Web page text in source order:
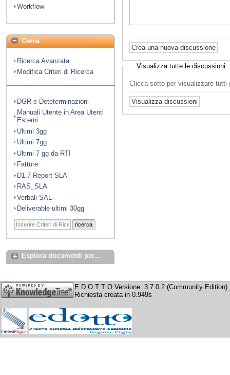
Workflow
Cerca
Ricerca Avanzata
Modifica Criteri di Ricerca
DGR e Deteterminazioni
Manuali Utente in Area Utenti
Esterni
Ultimi 3gg
Ultimi 7gg
Ultimi 7 gg da RTI
Fatture
D1.7 Report SLA
RAS_SLA
Verbali SAL
Deliverable ultimi 30gg
ricerca
Esplora documenti per...
Visualizza tutte le discussioni
Clicca sotto per visualizzare tutti
E D O T T O Versione: 3.7.0.2 (Community Edition)
Richiesta creata in 0.949s